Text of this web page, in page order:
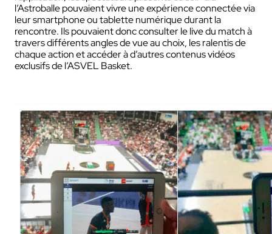
l’Astroballe pouvaient vivre une expérience connectée via
leur smartphone ou tablette numérique durant la
rencontre. Ils pouvaient donc consulter le live du match à
travers différents angles de vue au choix, les ralentis de
chaque action et accéder à d’autres contenus vidéos
exclusifs de l’ASVEL Basket.